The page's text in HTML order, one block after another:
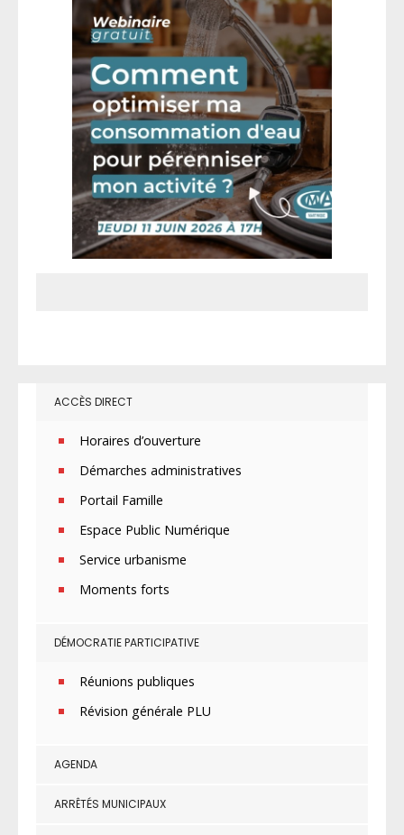
ACCÈS DIRECT
Horaires d’ouverture
Démarches administratives
Portail Famille
Espace Public Numérique
Service urbanisme
Moments forts
DÉMOCRATIE PARTICIPATIVE
Réunions publiques
Révision générale PLU
AGENDA
ARRÊTÉS MUNICIPAUX